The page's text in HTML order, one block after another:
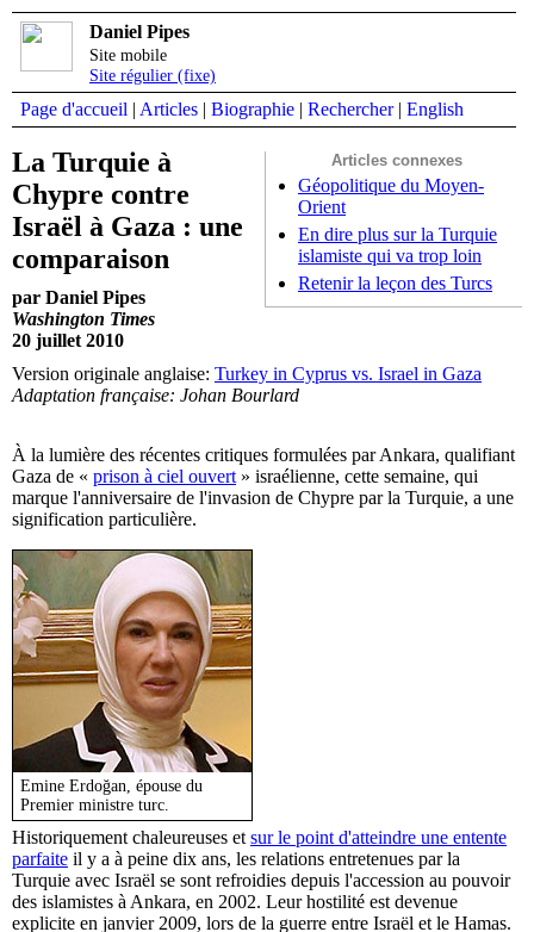
Daniel Pipes
Site mobile
Site régulier (fixe)
Page d'accueil | Articles | Biographie | Rechercher| English
Articles connexes
Géopolitique du Moyen-
Orient
En dire plus sur la Turquie
islamiste qui va trop loin
Retenir la leçon des Turcs
La Turquie à
Chypre contre
Israël à Gaza : une
comparaison
par Daniel Pipes
Washington Times
20 juillet 2010
Version originale anglaise: Turkey in Cyprus vs. Israel in Gaza
Adaptation française: Johan Bourlard
À la lumière des récentes critiques formulées par Ankara, qualifiant
Gaza de « prison à ciel ouvert » israélienne, cette semaine, qui
marque l'anniversaire de l'invasion de Chypre par la Turquie, a une
signification particulière.
Emine Erdoğan, épouse du
Premier ministre turc.
Historiquement chaleureuses et sur le point d'atteindre une entente
parfaite il y a à peine dix ans, les relations entretenues par la
Turquie avec Israël se sont refroidies depuis l'accession au pouvoir
des islamistes à Ankara, en 2002. Leur hostilité est devenue
explicite en janvier 2009, lors de la guerre entre Israël et le Hamas.